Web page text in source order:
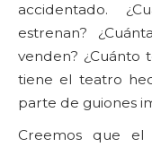
accidentado.
estrenan?
venden? ¿Cuánto
tiene el teatro
parte de guiones
Creemos que el